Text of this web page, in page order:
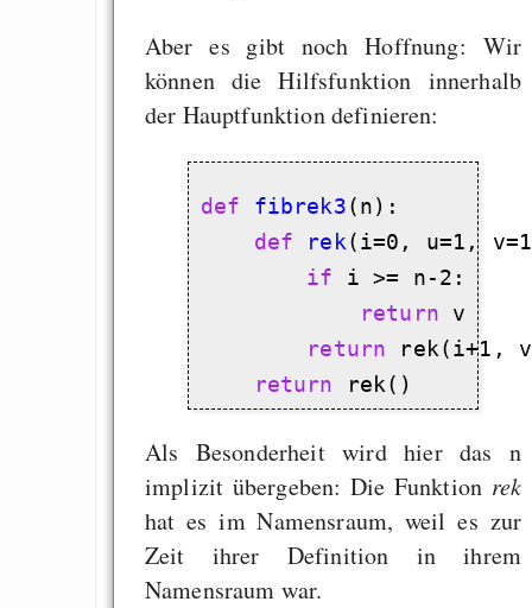
Aber es gibt noch Hoffnung: Wir
können die Hilfsfunktion innerhalb
der Hauptfunktion definieren:
def fibrek3(n):
def
rek(i=0, u=1,
if i >= n-2:
return v
return rek(i+1,
return
Als Besonderheit wird hier das n
implizit übergeben: Die Funktion rek
hat es im Namensraum, weil es zur
Zeit ihrer Definition in ihrem
Namensraum war.